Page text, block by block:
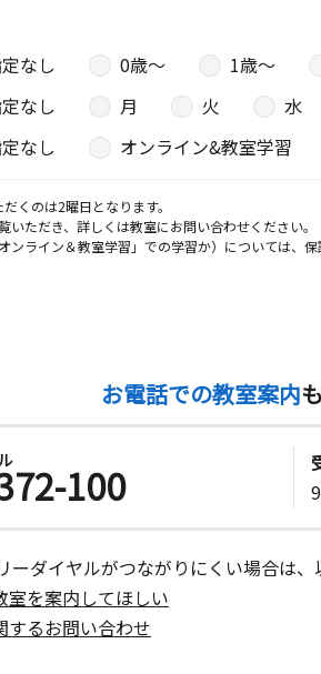
なし 0歳〜 1歳〜
なし 月 火 水
なし オンライン&教室学習
くのは2曜日となります。
ただき、詳しくは教室にお問い合わせください
ライン＆教室学習」での学習か）については、保
お電話での教室案内
100
ーダイヤルがつながりにくい場合は、
室を案内してほしい
するお問い合わせ